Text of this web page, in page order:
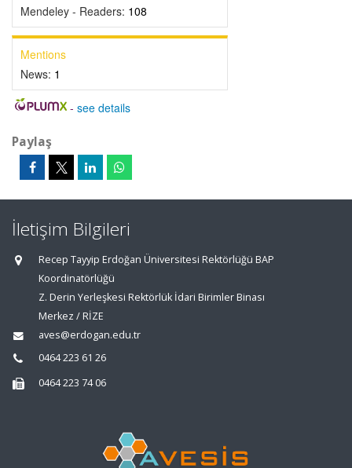
Mendeley - Readers: 108
Mentions
News: 1
- see details
Paylaş
İletişim Bilgileri
Recep Tayyip Erdoğan Üniversitesi Rektörlüğü BAP
Koordinatörlüğü
Z. Derin Yerleşkesi Rektörlük İdari Birimler Binası
Merkez / RİZE
aves@erdogan.edu.tr
0464 223 61 26
0464 223 74 06